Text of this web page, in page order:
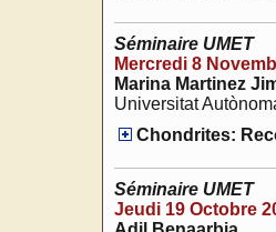
Séminaire UMET
Mercredi 8
Marina Martinez
Universitat
Chondrites:
Séminaire UMET
Jeudi 19 Octobre